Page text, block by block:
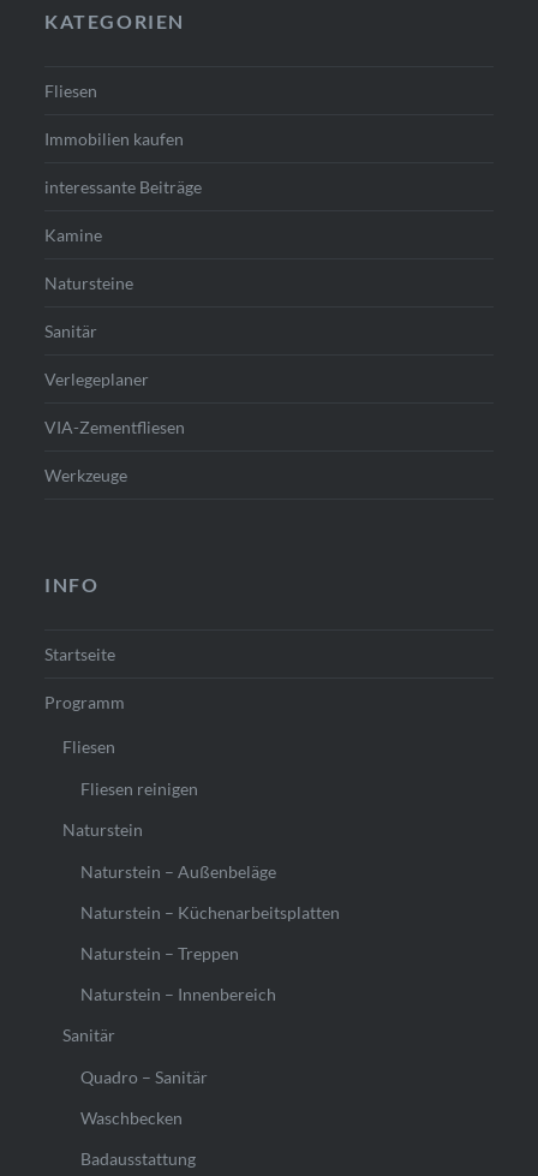
KATEGORIEN
Fliesen
Immobilien kaufen
interessante Beiträge
Kamine
Natursteine
Sanitär
Verlegeplaner
VIA-Zementfliesen
Werkzeuge
INFO
Startseite
Programm
Fliesen
Fliesen reinigen
Naturstein
Naturstein – Außenbeläge
Naturstein – Küchenarbeitsplatten
Naturstein – Treppen
Naturstein – Innenbereich
Sanitär
Quadro – Sanitär
Waschbecken
Badausstattung